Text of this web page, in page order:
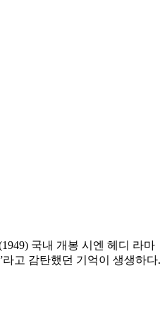
국내 개봉 시엔 헤디 라마
고 감탄했던 기억이 생생하다.